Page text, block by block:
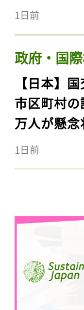
1日前
政府・国
【日本】
市区町村
万人が懸念
1日前